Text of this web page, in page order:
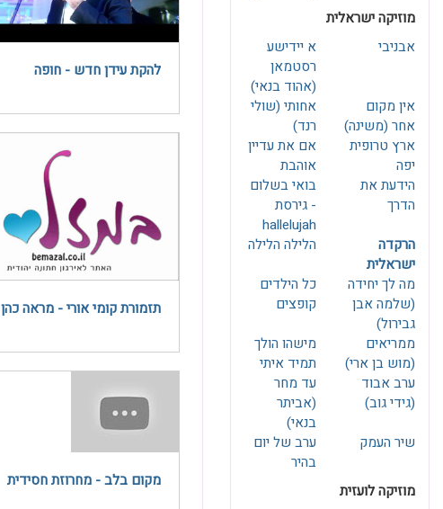
להקת עידן חדש - חופה
תזמורת קומי אורי - מראה כהן
מקום בלב - מחרוזת חסידית
מוזיקה ישראלית
א יידישע
(אהוד בנאי)
אבניבי
אחותי (שולי
רנד)
אין מקום
אחר (משינה)
אם את עדיין
אוהבת
ארץ טרופית
יפה
בואי בשלום
- גירסת
hallelujah
הידעת את
הדרך
הלילה הלילה
הרקדה
ישראלית
כל הילדים
קופצים
מה לך יחידה
(שלמה אבן
גבירול)
מישהו הולך
תמיד איתי
ממריאים
(מוש בן ארי)
עד מחר
(אביתר
בנאי)
ערב אבוד
(גידי גוב)
ערב של יום
בהיר
שיר העמק
מוזיקה לועזית